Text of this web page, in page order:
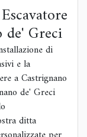
de' Greci
di
e la
a Castrignano
de' Greci
ditta